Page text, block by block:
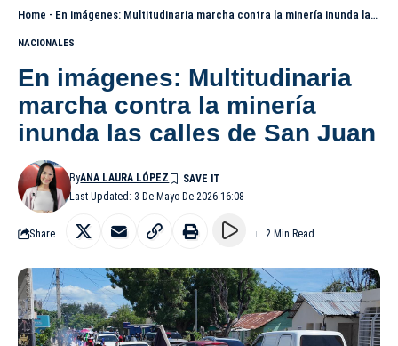
Home - En imágenes: Multitudinaria marcha contra la minería inunda las calles de San Juan
NACIONALES
En imágenes: Multitudinaria
marcha contra la minería
inunda las calles de San Juan
Last Updated: 3 De Mayo De 2026 16:08
ByANA LAURA LÓPEZ
Share 2 Min Read